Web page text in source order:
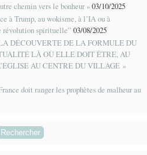
chemin vers le bonheur »03/10/2025
à Trump, au wokisme, à l’IA ou à
révolution spirituelle” 03/08/2025
DÉCOUVERTE DE LA FORMULE DU
LÀ OÙ ELLE DOIT ÊTRE, AU
AU CENTRE DU VILLAGE »
doit ranger les prophètes de malheur au